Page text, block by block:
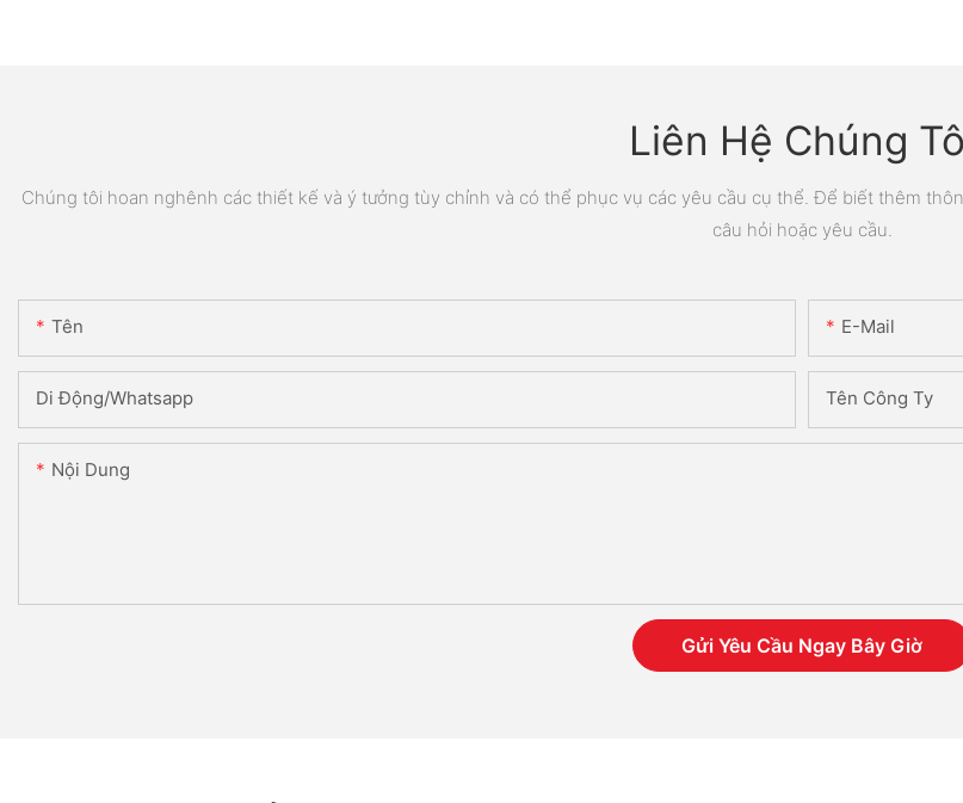
Liên Hệ Chúng
Chúng tôi hoan nghênh các thiết kế và ý tưởng tùy chỉnh và có thể phục vụ các yêu cầu cụ thể. Để biết thêm
câu hỏi hoặc yêu cầu.
Tên E-Mail
Di Động/Whatsapp Tên Công Ty
Nội Dung
Gửi Yêu Cầu Ngay Bây Giờ